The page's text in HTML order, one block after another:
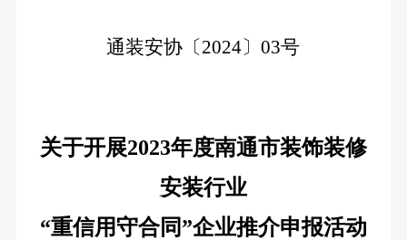
通装安协〔2024〕03号
关于开展2023年度南通市装饰装修
安装行业
“重信用守合同”企业推介申报活动